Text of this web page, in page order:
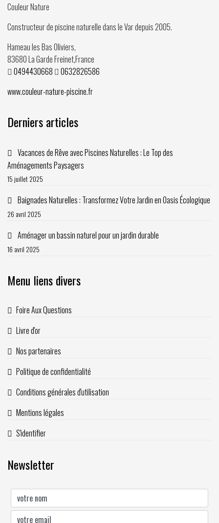
Couleur Nature
Constructeur de piscine naturelle dans le Var depuis2005.
Hameau les Bas Oliviers,
83680La Garde Freinet,France
0494430668
0632826586
www.couleur-nature-piscine.fr
Derniers articles
Vacances de Rêve avec Piscines Naturelles : Le Top des
Aménagements Paysagers
15 juillet 2025
Baignades Naturelles : Transformez Votre Jardin en Oasis Écologique
26 avril 2025
Aménager un bassin naturel pour un jardin durable
16 avril 2025
Menu liens divers
Foire Aux Questions
Livre d'or
Nos partenaires
Politique de confidentialité
Conditions générales d'utilisation
Mentions légales
S'identifier
Newsletter